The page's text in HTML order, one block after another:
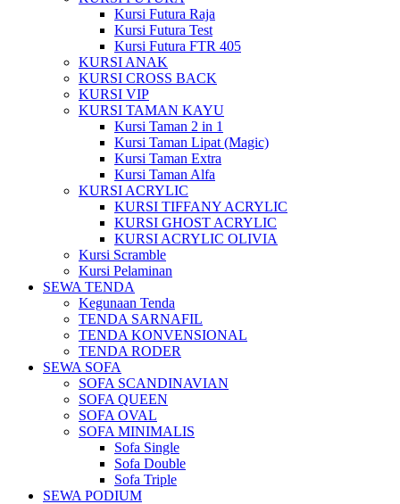
Kursi Futura Raja
Kursi Futura Test
Kursi Futura FTR 405
KURSI ANAK
KURSI CROSS BACK
KURSI VIP
KURSI TAMAN KAYU
Kursi Taman 2 in 1
Kursi Taman Lipat (Magic)
Kursi Taman Extra
Kursi Taman Alfa
KURSI ACRYLIC
KURSI TIFFANY ACRYLIC
KURSI GHOST ACRYLIC
KURSI ACRYLIC OLIVIA
Kursi Scramble
Kursi Pelaminan
SEWA TENDA
Kegunaan Tenda
TENDA SARNAFIL
TENDA KONVENSIONAL
TENDA RODER
SEWA SOFA
SOFA SCANDINAVIAN
SOFA QUEEN
SOFA OVAL
SOFA MINIMALIS
Sofa Single
Sofa Double
Sofa Triple
SEWA PODIUM